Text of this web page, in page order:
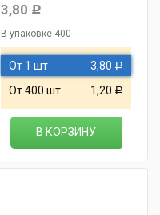
3,80 Р
В упаковке 400
От 1 шт 3,80 Р
От 400 шт 1,20 Р
В КОРЗИНУ